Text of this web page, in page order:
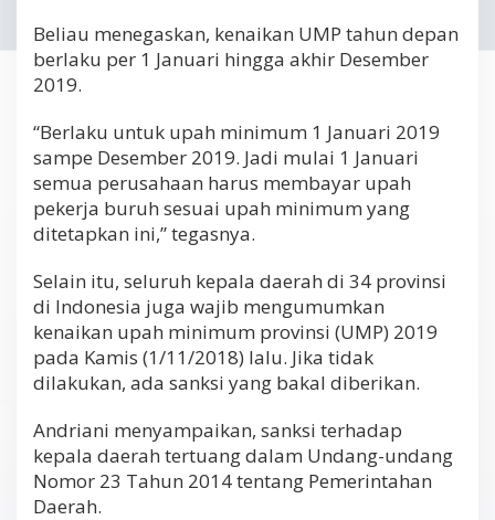
Beliau menegaskan, kenaikan UMP tahun depan
berlaku per 1 Januari hingga akhir Desember
2019.
“Berlaku untuk upah minimum 1 Januari 2019
sampe Desember 2019. Jadi mulai 1 Januari
semua perusahaan harus membayar upah
pekerja buruh sesuai upah minimum yang
ditetapkan ini,” tegasnya.
Selain itu, seluruh kepala daerah di 34 provinsi
di Indonesia juga wajib mengumumkan
kenaikan upah minimum provinsi (UMP) 2019
pada Kamis (1/11/2018) lalu. Jika tidak
dilakukan, ada sanksi yang bakal diberikan.
Andriani menyampaikan, sanksi terhadap
kepala daerah tertuang dalam Undang-undang
Nomor 23 Tahun 2014 tentang Pemerintahan
Daerah.